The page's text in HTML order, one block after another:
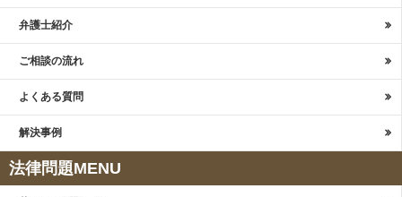
弁護士紹介
ご相談の流れ
よくある質問
解決事例
法律問題MENU